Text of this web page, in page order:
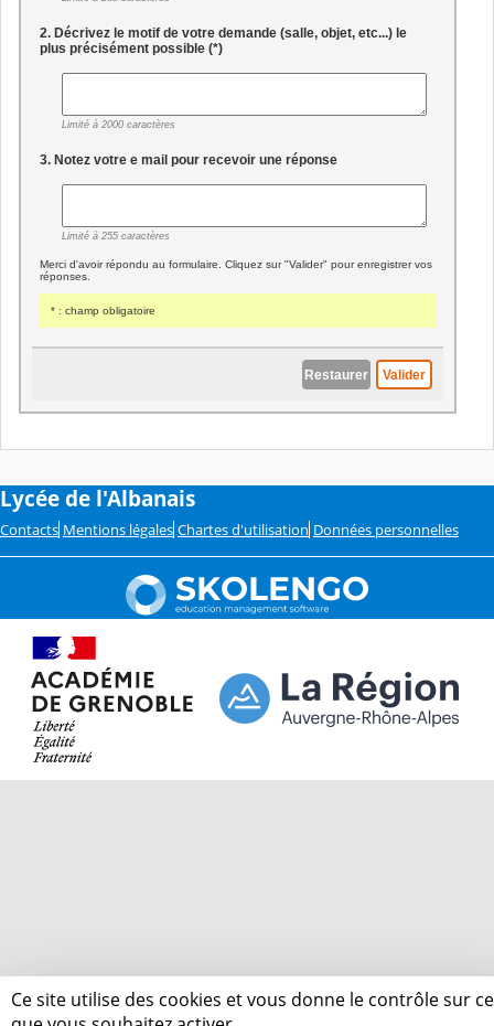
Lycée de l'Albanais
Contacts Mentions légales Chartes d'utilisation Données personnelles
Ce site utilise des cookies et vous donne le contrôle sur